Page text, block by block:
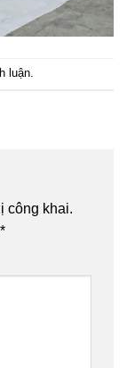
luận.
công khai.
*